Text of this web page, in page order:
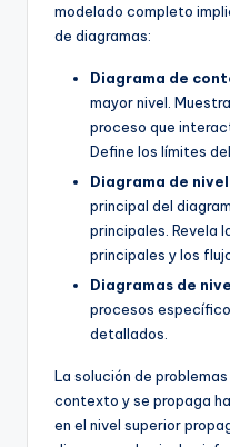
modelado completo
de diagramas:
Diagrama de
mayor nivel.
proceso que
Define los límites
Diagrama de nivel
principal del
principales. Revela
principales y los
Diagramas de
procesos
detallados.
La solución de
contexto y se propaga
en el nivel superior